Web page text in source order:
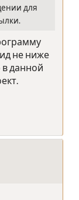
для
не ниже
в данной